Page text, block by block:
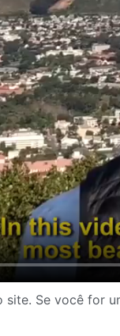
Se você for